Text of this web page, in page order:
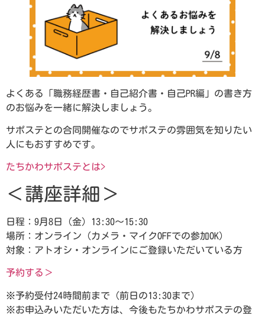
よくある「職務経歴書・自己紹介書・自己PR編」の書き方
のお悩みを一緒に解決しましょう。
サポステとの合同開催なのでサポステの雰囲気を知りたい
人にもおすすめです。
たちかわサポステとは>
＜講座詳細＞
日程：9月8日（金）13:30～15:30
場所：オンライン（カメラ・マイクOFFでの参加OK）
対象：アトオシ・オンラインにご登録いただいている方
予約する＞
※予約受付24時間前まで（前日の13:30まで）
※お申込みいただいた方は、今後もたちかわサポステの登